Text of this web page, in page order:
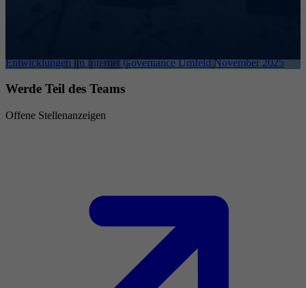
Entwicklungen im Internet Governance Umfeld November 2025
Werde Teil des Teams
Offene Stellenanzeigen